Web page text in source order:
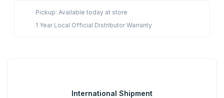
Pickup: Available today at store
1 Year Local Official Distributor Warranty
International Shipment